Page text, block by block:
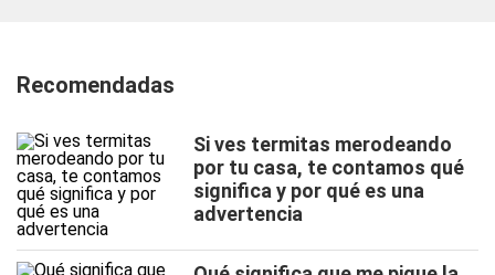
Recomendadas
Si ves termitas merodeando
por tu casa, te contamos qué
significa y por qué es una
advertencia